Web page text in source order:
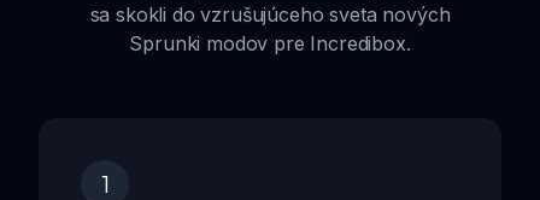
sa skokli do vzrušujúceho sveta nových
Sprunki modov pre Incredibox.
1